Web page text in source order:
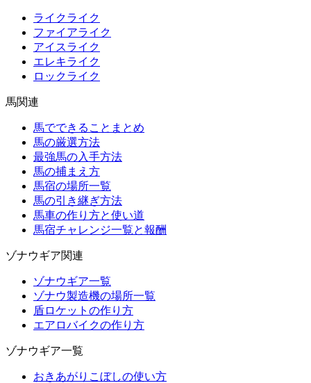
ライクライク
ファイアライク
アイスライク
エレキライク
ロックライク
馬関連
馬でできることまとめ
馬の厳選方法
最強馬の入手方法
馬の捕まえ方
馬宿の場所一覧
馬の引き継ぎ方法
馬車の作り方と使い道
馬宿チャレンジ一覧と報酬
ゾナウギア関連
ゾナウギア一覧
ゾナウ製造機の場所一覧
盾ロケットの作り方
エアロバイクの作り方
ゾナウギア一覧
おきあがりこぼしの使い方